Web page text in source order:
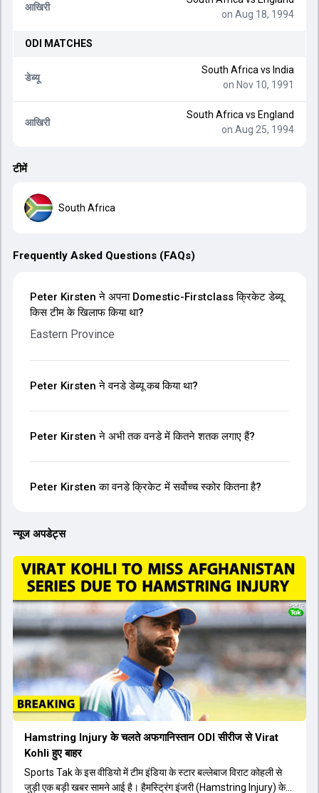
आखिरी
on Aug 18, 1994
ODI MATCHES
डेब्यू
South Africa vs India
on Nov 10, 1991
आखिरी
South Africa vs England
on Aug 25, 1994
टीमें
South Africa
Frequently Asked Questions (FAQs)
Peter Kirsten ने अपना Domestic-Firstclass क्रिकेट डेब्यू
किस टीम के खिलाफ किया था?
Eastern Province
Peter Kirsten ने वनडे डेब्यू कब किया था?
Peter Kirsten ने अभी तक वनडे में कितने शतक लगाए हैं?
Peter Kirsten का वनडे क्रिकेट में सर्वोच्च स्कोर कितना है?
न्यूज अपडेट्स
Hamstring Injury के चलते अफगानिस्तान ODI सीरीज से Virat
Kohli हुए बाहर
Sports Tak के इस वीडियो में टीम इंडिया के स्टार बल्लेबाज विराट कोहली से
जुड़ी एक बड़ी खबर सामने आई है। हैमस्ट्रिंग इंजरी (Hamstring Injury) के